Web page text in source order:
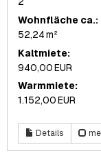
Wohnfläche ca.:
52,24 m²
Kaltmiete:
940,00 EUR
Warmmiete:
1.152,00 EUR
Details